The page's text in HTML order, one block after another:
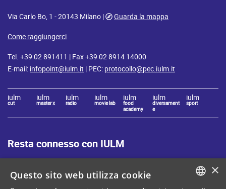
Via Carlo Bo, 1 - 20143 Milano |
Guarda la mappa
Come raggiungerci
Tel. +39 02 891411 | Fax +39 02 8914 14000
E-mail: infopoint@iulm.it | PEC: protocollo@pec.iulm.it
iulm
cut
iulm
master x
iulm
radio
iulm
movie lab
iulm
food
academy
iulm
diversament
e
iulm
sport
Resta connesso con IULM
×
Questo sito web utilizza cookie